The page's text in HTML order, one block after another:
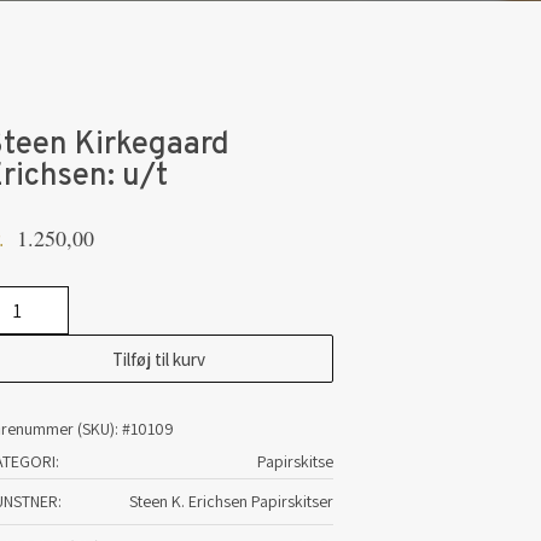
Kirkegaard
u/t
1.250,00
Tilføj til kurv
(SKU): #10109
Papirskitse
Steen K. Erichsen Papirskitser